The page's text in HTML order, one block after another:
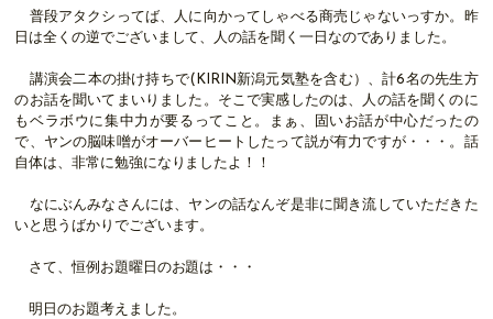
普段アタクシってば、人に向かってしゃべる商売じゃないっすか。昨
日は全くの逆でございまして、人の話を聞く一日なのでありました。
講演会二本の掛け持ちで(KIRIN新潟元気塾を含む）、計6名の先生方
のお話を聞いてまいりました。そこで実感したのは、人の話を聞くのに
もベラボウに集中力が要るってこと。まぁ、固いお話が中心だったの
で、ヤンの脳味噌がオーバーヒートしたって説が有力ですが・・・。話
自体は、非常に勉強になりましたよ！！
なにぶんみなさんには、ヤンの話なんぞ是非に聞き流していただきた
いと思うばかりでございます。
さて、恒例お題曜日のお題は・・・
明日のお題考えました。